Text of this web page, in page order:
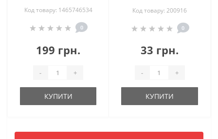
Код товару: 1465746534
0
199 грн.
- +
КУПИТИ
Код товару: 200916
0
33 грн.
- +
КУПИТИ